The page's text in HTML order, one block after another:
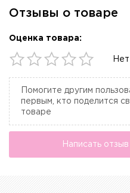
Отзывы о товаре
Оценка товара:
Помогите другим
первым, кто поделится
товаре
Написать отзыв